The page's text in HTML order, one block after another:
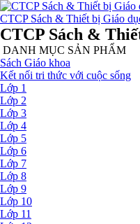
CTCP Sách & Thiết bị Giáo
CTCP Sách &
DANH MỤC SẢN PHẨM
Sách Giáo khoa
Kết nối tri thức với cuộc sống
Lớp 1
Lớp 2
Lớp 3
Lớp 4
Lớp 5
Lớp 6
Lớp 7
Lớp 8
Lớp 9
Lớp 10
Lớp 11